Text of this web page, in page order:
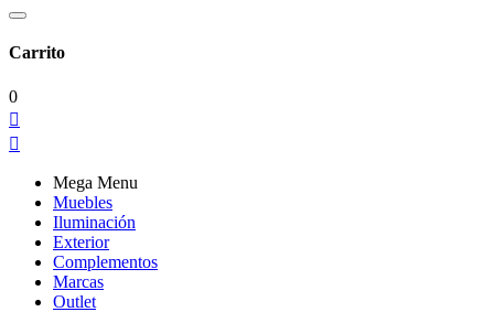
Carrito
0


Mega Menu
Muebles
Iluminación
Exterior
Complementos
Marcas
Outlet